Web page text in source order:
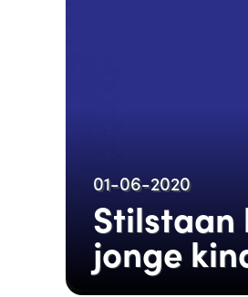
01-06-2020
Stilstaan
jonge